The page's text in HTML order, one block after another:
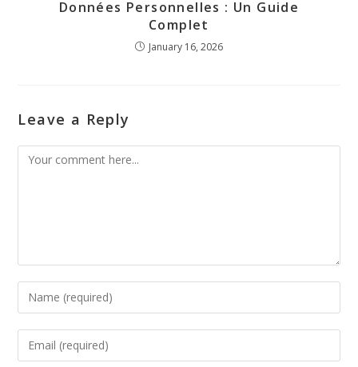
Données Personnelles : Un Guide
Complet
January 16, 2026
Leave a Reply